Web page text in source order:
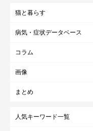
猫と暮らす
病気・症状データベース
コラム
画像
まとめ
人気キーワード一覧